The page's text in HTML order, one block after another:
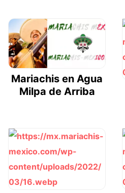
Mariachis en Agua
Milpa de Arriba